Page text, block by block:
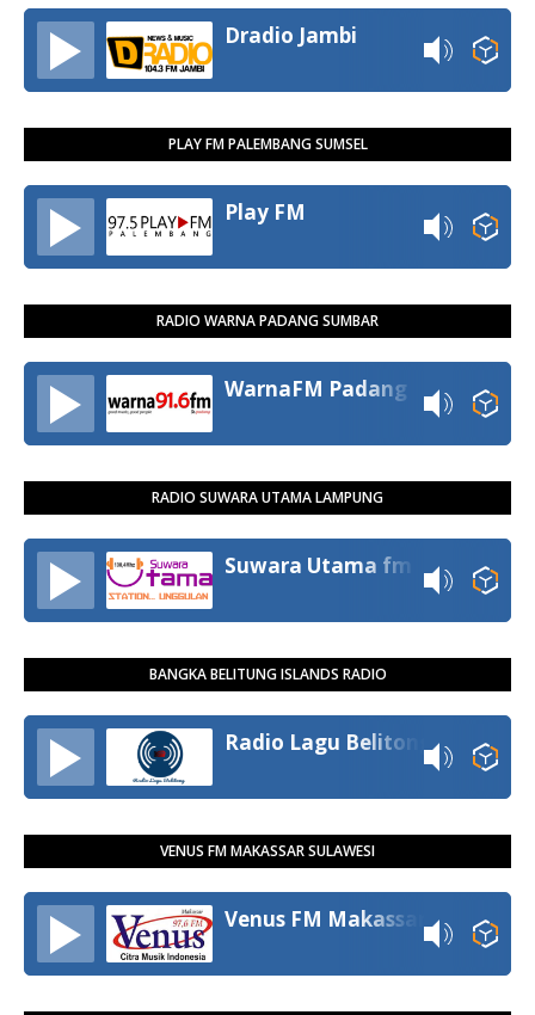
Dradio Jambi
PLAY FM PALEMBANG SUMSEL
Play FM
RADIO WARNA PADANG SUMBAR
WarnaFM Padang
RADIO SUWARA UTAMA LAMPUNG
Suwara Utama fm
BANGKA BELITUNG ISLANDS RADIO
Radio Lagu Belitong
VENUS FM MAKASSAR SULAWESI
Venus FM Makassar